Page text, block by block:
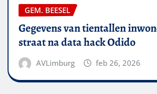
GEM. BEESEL
Gegevens van tientallen
straat na data hack Odido
AVLimburg feb 26, 2026